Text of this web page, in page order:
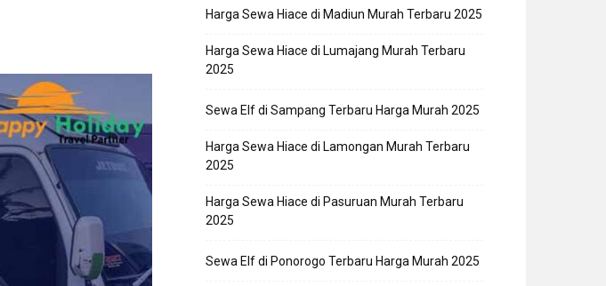
Harga Sewa Hiace di Madiun Murah Terbaru 2025
Harga Sewa Hiace di Lumajang Murah Terbaru
2025
Sewa Elf di Sampang Terbaru Harga Murah 2025
Harga Sewa Hiace di Lamongan Murah Terbaru
2025
Harga Sewa Hiace di Pasuruan Murah Terbaru
2025
Sewa Elf di Ponorogo Terbaru Harga Murah 2025